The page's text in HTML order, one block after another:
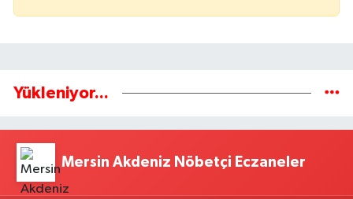
Yükleniyor...
Mersin Akdeniz Nöbetçi Eczaneler